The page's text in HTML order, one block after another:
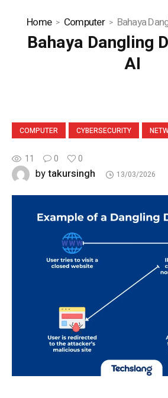
Home Computer Bahaya
Bahaya Dangling
AI
COMPUTER CYBERSECURITY
11 0 0
bytakursingh 13/03/2026